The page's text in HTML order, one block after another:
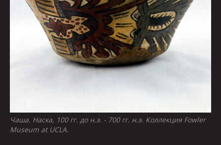
Чаша. Наска, 100 гг. до н.э. - 700 гг. н.э. Коллекция Fowler
Museum at UCLA.